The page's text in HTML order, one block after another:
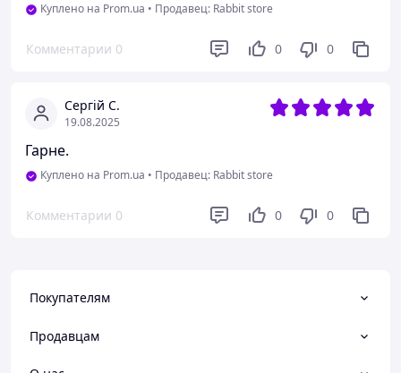
Куплено на Prom.ua • Продавец: Rabbit store
Комментарии 0 0 0
Сергій С.
19.08.2025
Гарне.
Куплено на Prom.ua • Продавец: Rabbit store
Комментарии 0 0 0
Покупателям
Продавцам